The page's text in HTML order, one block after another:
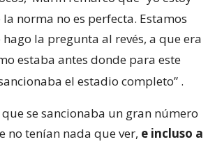
norma no es perfecta. Estamos
hago la pregunta al revés, a que era
estaba antes donde para este
el estadio completo” .
que se sancionaba un gran número
no tenían nada que ver, e incluso a